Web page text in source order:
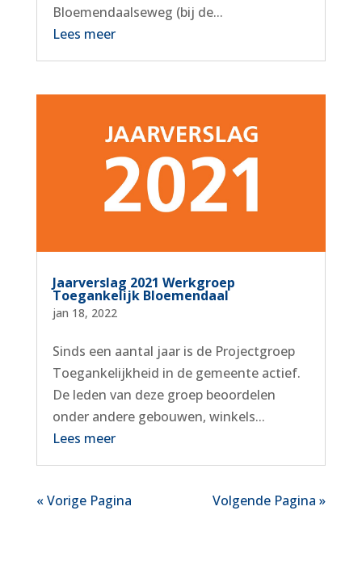
Bloemendaalseweg (bij de...
Lees meer
Jaarverslag 2021 Werkgroep
Toegankelijk Bloemendaal
jan 18, 2022
Sinds een aantal jaar is de Projectgroep
Toegankelijkheid in de gemeente actief.
De leden van deze groep beoordelen
onder andere gebouwen, winkels...
Lees meer
« Vorige Pagina Volgende Pagina »